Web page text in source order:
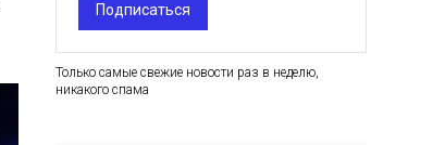
Подписаться
Только самые свежие новости раз в неделю,
никакого спама